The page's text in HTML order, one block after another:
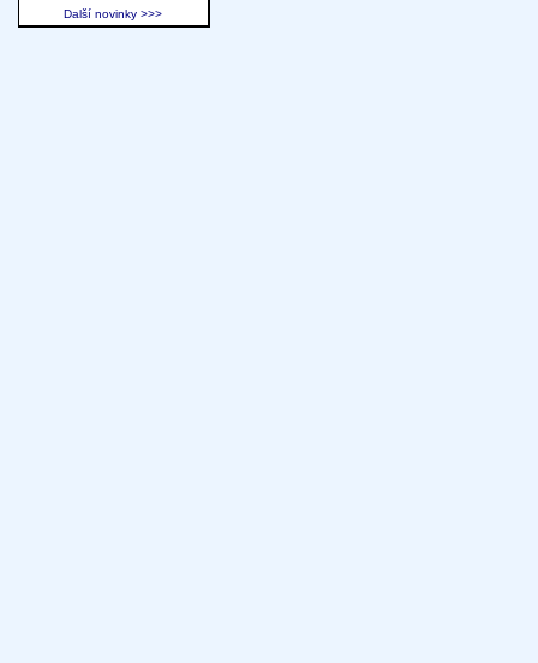
Další novinky >>>